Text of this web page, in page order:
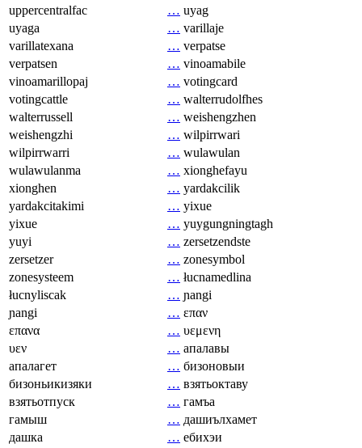
uppercentralfac
… uyag
uyaga
… varillaje
varillatexana
… verpatse
verpatsen
… vinoamabile
vinoamarillopaj
… votingcard
votingcattle
… walterrudolfhes
walterrussell
… weishengzhen
weishengzhi
… wilpirrwari
wilpirrwarri
… wulawulan
wulawulanma
… xionghefayu
xionghen
… yardakcilik
yardakcitakimi
… yixue
yixue
… yuygungningtagh
yuyi
… zersetzendste
zersetzer
… zonesymbol
zonesysteem
… łucnamedlina
łucnyliscak
… ɲangi
ɲangi
… επαν
επανα
… υεμενη
υεν
… апалавы
апалагет
… бизоновыи
бизоньикизяки
… взятьоктаву
взятьотпуск
… гамъа
гамыш
… дашиълхамет
дашка
… ебихэи